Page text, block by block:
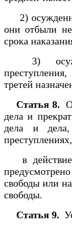
2)
они отбыли
срока
3)
третей
Статья 8.
дела и
дела и
в действие
свободы или
свободы.
Статья 9.